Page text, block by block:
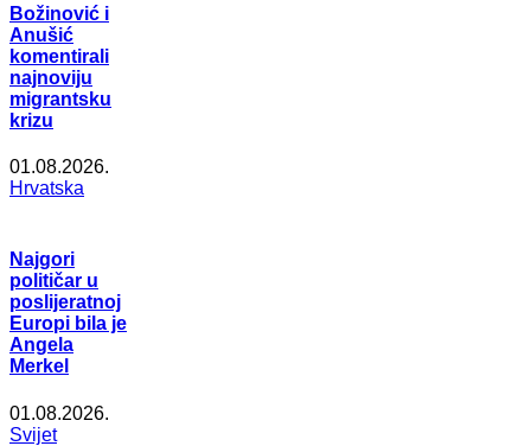
Božinović i
Anušić
komentirali
najnoviju
migrantsku
krizu
01.08.2026.
Hrvatska
Najgori
političar u
poslijeratnoj
Europi bila je
Angela
Merkel
01.08.2026.
Svijet